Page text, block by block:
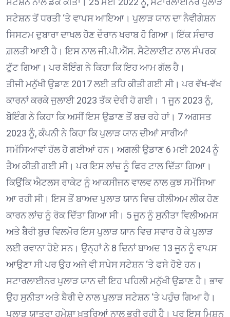
ਸਟੇਸ਼ਨ ਤੋਂ ਧਰਤੀ ‘ਤੇ ਵਾਪਸ ਆਇਆ। ਪੁਲਾੜ ਯਾਨ ਦਾ ਨੈਵੀਗੇਸ਼ਨ
ਸਿਸਟਮ ਦੁਬਾਰਾ ਦਾਖਲ ਹੋਣ ਦੌਰਾਨ ਖਰਾਬ ਹੋ ਗਿਆ। ਇੱਕ ਸੰਚਾਰ
ਗ਼ਲਤੀ ਆਈ ਹੈ। ਇਸ ਨਾਲ ਜੀ.ਪੀ.ਐੱਸ. ਸੈਟੇਲਾਈਟ ਨਾਲ ਸੰਪਰਕ
ਟੁੱਟ ਗਿਆ। ਪਰ ਬੋਇੰਗ ਨੇ ਕਿਹਾ ਕਿ ਇਹ ਆਮ ਗੱਲ ਹੈ।
ਤੀਜੀ ਮਨੁੱਖੀ ਉਡਾਣ 2017 ਲਈ ਤਹਿ ਕੀਤੀ ਗਈ ਸੀ। ਪਰ ਵੱਖ-ਵੱਖ
ਕਾਰਨਾਂ ਕਰਕੇ ਜੁਲਾਈ 2023 ਤੱਕ ਦੇਰੀ ਹੋ ਗਈ। 1 ਜੂਨ 2023 ਨੂੰ,
ਬੋਇੰਗ ਨੇ ਕਿਹਾ ਕਿ ਅਸੀਂ ਇਸ ਉਡਾਣ ਤੋਂ ਬਚ ਰਹੇ ਹਾਂ। 7 ਅਗਸਤ
2023 ਨੂੰ, ਕੰਪਨੀ ਨੇ ਕਿਹਾ ਕਿ ਪੁਲਾੜ ਯਾਨ ਦੀਆਂ ਸਾਰੀਆਂ
ਸਮੱਸਿਆਵਾਂ ਹੱਲ ਹੋ ਗਈਆਂ ਹਨ। ਅਗਲੀ ਉਡਾਣ 6 ਮਈ 2024 ਨੂੰ
ਤੈਅ ਕੀਤੀ ਗਈ ਸੀ। ਪਰ ਇਸ ਲਾਂਚ ਨੂੰ ਫਿਰ ਟਾਲ ਦਿੱਤਾ ਗਿਆ।
ਕਿਉਂਕਿ ਐਟਲਸ ਰਾਕੇਟ ਨੂੰ ਆਕਸੀਜਨ ਵਾਲਵ ਨਾਲ ਕੁਝ ਸਮੱਸਿਆ
ਆ ਰਹੀ ਸੀ। ਇਸ ਤੋਂ ਬਾਅਦ ਪੁਲਾੜ ਯਾਨ ਵਿਚ ਹੀਲੀਅਮ ਲੀਕ ਹੋਣ
ਕਾਰਨ ਲਾਂਚ ਨੂੰ ਰੋਕ ਦਿੱਤਾ ਗਿਆ ਸੀ। 5 ਜੂਨ ਨੂੰ ਸੁਨੀਤਾ ਵਿਲੀਅਮਸ
ਅਤੇ ਬੈਰੀ ਬੁਚ ਵਿਲਮੋਰ ਇਸ ਪੁਲਾੜ ਯਾਨ ਵਿਚ ਸਵਾਰ ਹੋ ਕੇ ਪੁਲਾੜ
ਲਈ ਰਵਾਨਾ ਹੋਏ ਸਨ। ਉਨ੍ਹਾਂ ਨੇ 8 ਦਿਨਾਂ ਬਾਅਦ 13 ਜੂਨ ਨੂੰ ਵਾਪਸ
ਆਉਣਾ ਸੀ ਪਰ ਉਹ ਅਜੇ ਵੀ ਸਪੇਸ ਸਟੇਸ਼ਨ ‘ਤੇ ਫਸੇ ਹੋਏ ਹਨ।
ਸਟਾਰਲਾਈਨਰ ਪੁਲਾੜ ਯਾਨ ਦੀ ਇਹ ਪਹਿਲੀ ਮਨੁੱਖੀ ਉਡਾਣ ਹੈ। ਭਾਵ
ਉਹ ਸੁਨੀਤਾ ਅਤੇ ਬੈਰੀ ਦੇ ਨਾਲ ਪੁਲਾੜ ਸਟੇਸ਼ਨ ‘ਤੇ ਪਹੁੰਚ ਗਿਆ ਹੈ।
ਪੁਲਾੜ ਯਾਤਰਾ ਹਮੇਸ਼ਾ ਖ਼ਤਰਿਆਂ ਨਾਲ ਭਰੀ ਰਹੀ ਹੈ। ਪਰ ਇਸ ਮਿਸ਼ਨ